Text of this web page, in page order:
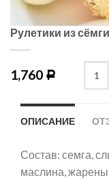
Рулетики из
1,760 Р
ОПИСАНИЕ
Состав: семга,
маслина,